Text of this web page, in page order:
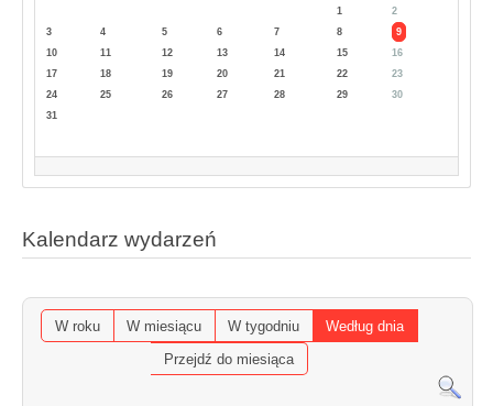
1
2
3
4 5 6 7 8
9
10
11 12 13 14 15
16
17
18 19 20 21 22
23
24
25 26 27 28 29
30
31
Kalendarz wydarzeń
W roku W miesiącu W tygodniu
Według dnia
Przejdź do miesiąca